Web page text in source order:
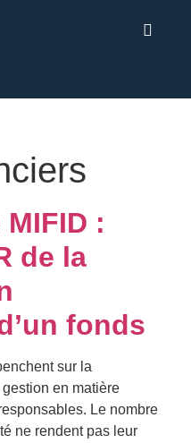
:
de la
fonds
sur la
en matière
Le nombre
ne rendent pas leur